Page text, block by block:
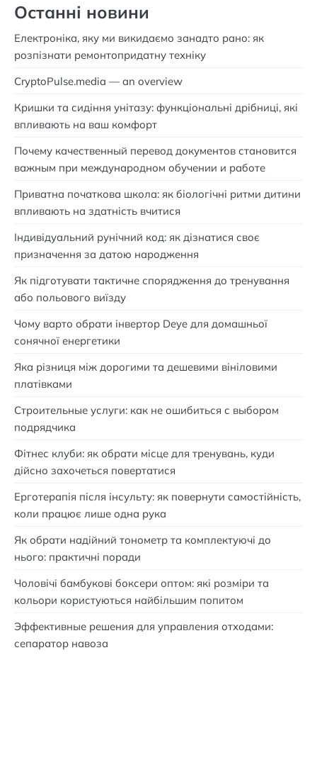
Останні новини
Електроніка, яку ми викидаємо занадто рано: як
розпізнати ремонтопридатну техніку
CryptoPulse.media — an overview
Кришки та сидіння унітазу: функціональні дрібниці, які
впливають на ваш комфорт
Почему качественный перевод документов становится
важным при международном обучении и работе
Приватна початкова школа: як біологічні ритми дитини
впливають на здатність вчитися
Індивідуальний рунічний код: як дізнатися своє
призначення за датою народження
Як підготувати тактичне спорядження до тренування
або польового виїзду
Чому варто обрати інвертор Deye для домашньої
сонячної енергетики
Яка різниця між дорогими та дешевими вініловими
платівками
Строительные услуги: как не ошибиться с выбором
подрядчика
Фітнес клуби: як обрати місце для тренувань, куди
дійсно захочеться повертатися
Ерготерапія після інсульту: як повернути самостійність,
коли працює лише одна рука
Як обрати надійний тонометр та комплектуючі до
нього: практичні поради
Чоловічі бамбукові боксери оптом: які розміри та
кольори користуються найбільшим попитом
Эффективные решения для управления отходами:
сепаратор навоза